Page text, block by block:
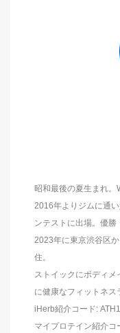
昭和最後の夏生まれ。
2016年よりジムに通
ンテストに出場。優勝
2023年に東京渋谷区
住。
ストイックにボディメ
に健康なフィットネス
iHerb紹介コード:
マイプロテイン紹介コ